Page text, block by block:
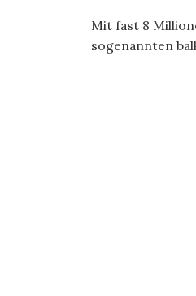
Mit fast 8
sogenannten